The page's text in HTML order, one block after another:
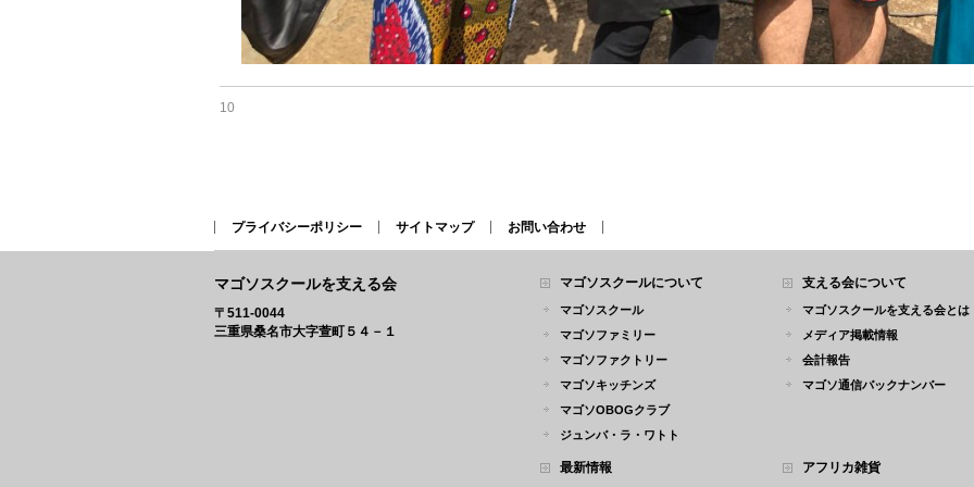
10
プライバシーポリシー サイトマップ お問い合わせ
マゴソスクールを支える会
〒511-0044
三重県桑名市大字萱町５４－１
マゴソスクールについて
マゴソスクール
マゴソファミリー
マゴソファクトリー
マゴソキッチンズ
マゴソOBOGクラブ
ジュンバ・ラ・ワトト
支える会について
マゴソスクールを支える会とは
メディア掲載情報
会計報告
マゴソ通信バックナンバー
最新情報 アフリカ雑貨